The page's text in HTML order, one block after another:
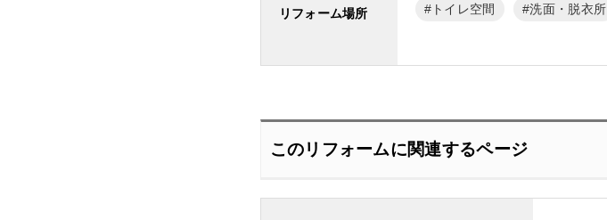
リフォーム場所 トイレ空間 洗面・脱衣所
このリフォームに関連するページ